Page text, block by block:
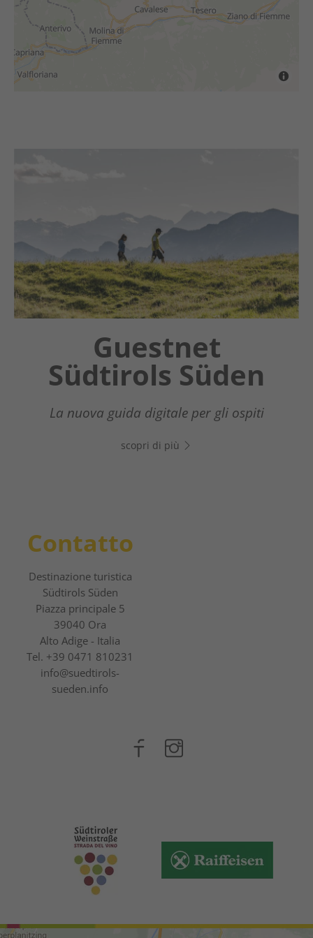
Chatbot OTTO
Il tuo assistente digitale nel Sud dell’Alto
Adige - Clicca sul link, apri WhatsApp e
inizia subito a chattare!
Guestnet
Südtirols Süden
La nuova guida digitale per gli ospiti
scopri di più
Contatto
Destinazione turistica
Südtirols Süden
Piazza principale 5
39040 Ora
Alto Adige - Italia
Tel. +39 0471 810231
info@suedtirols-
sueden.info